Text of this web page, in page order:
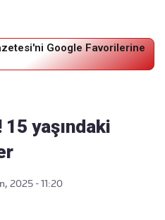
Google Favorilerine
15 yaşındaki
2025 - 11:20